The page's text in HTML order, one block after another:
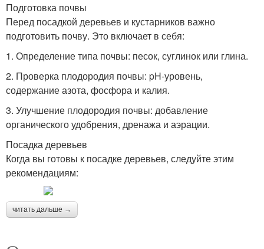
Подготовка почвы
Перед посадкой деревьев и кустарников важно
подготовить почву. Это включает в себя:
1. Определение типа почвы: песок, суглинок или глина.
2. Проверка плодородия почвы: pH-уровень,
содержание азота, фосфора и калия.
3. Улучшение плодородия почвы: добавление
органического удобрения, дренажа и аэрации.
Посадка деревьев
Когда вы готовы к посадке деревьев, следуйте этим
рекомендациям:
читать дальше →